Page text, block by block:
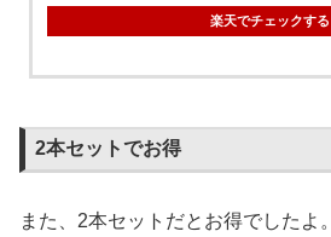
楽天でチェックする
2本セットでお得
また、2本セットだとお得でしたよ。